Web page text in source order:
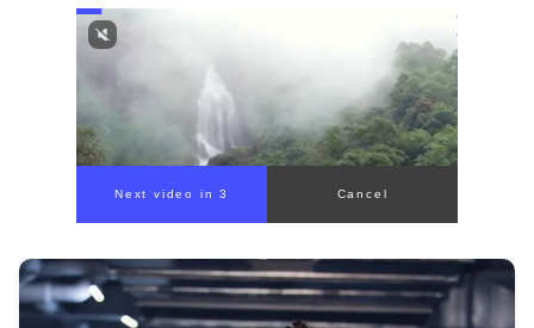
Next video in 1 Cancel